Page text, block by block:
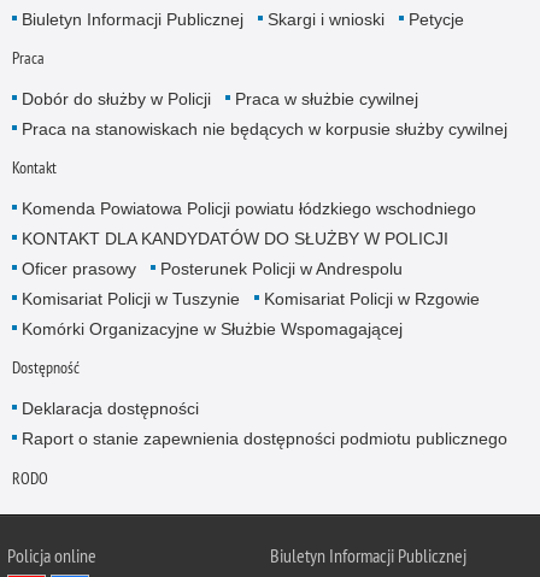
Biuletyn Informacji Publicznej Skargi i wnioski Petycje
Praca
Dobór do służby w Policji
Praca w służbie cywilnej
Praca na stanowiskach nie będących w korpusie służby cywilnej
Kontakt
Komenda Powiatowa Policji powiatu łódzkiego wschodniego
KONTAKT DLA KANDYDATÓW DO SŁUŻBY W POLICJI
Oficer prasowy
Posterunek Policji w Andrespolu
Komisariat Policji w Tuszynie
Komisariat Policji w Rzgowie
Komórki Organizacyjne w Służbie Wspomagającej
Dostępność
Deklaracja dostępności
Raport o stanie zapewnienia dostępności podmiotu publicznego
RODO
Policja online Biuletyn Informacji Publicznej